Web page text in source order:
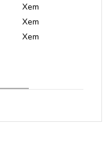
Xem
Xem
Xem